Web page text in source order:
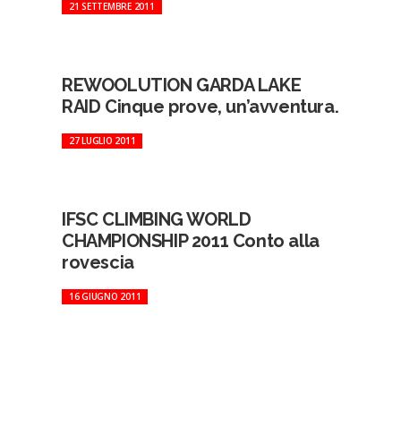
21 SETTEMBRE 2011
REWOOLUTION GARDA LAKE
RAID Cinque prove, un’avventura.
27 LUGLIO 2011
IFSC CLIMBING WORLD
CHAMPIONSHIP 2011 Conto alla
rovescia
16 GIUGNO 2011